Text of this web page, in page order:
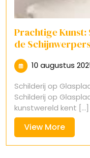
Prachtige Kunst:
de
10 augustus
Schilderij op
Schilderij op
kunstwereld kent [...]
View MoreView
More